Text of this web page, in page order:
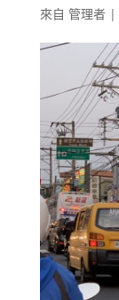
來自 管理者|